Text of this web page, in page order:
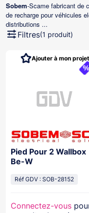
Sobem-Scame fabricant de
de recharge pour véhicules
distributions ...
Filtres(1 produit)
Pied Pour 2 Wallbox
Be-W
Réf GDV : SOB-28152
Connectez-vous
Ajouter à mon projet